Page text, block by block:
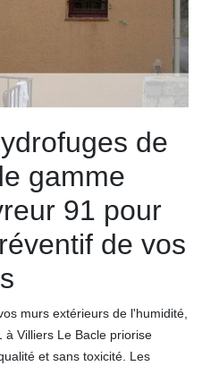
de
gamme
91 pour
de vos
murs extérieurs de l'humidité,
Villiers Le Bacle priorise
et sans toxicité. Les